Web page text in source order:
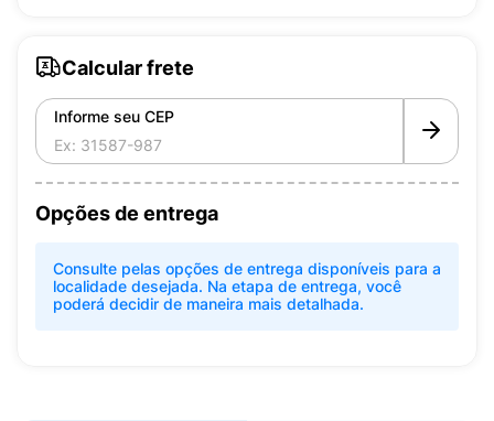
Calcular frete
Informe seu CEP
Opções de entrega
Consulte pelas opções de entrega disponíveis para a
localidade desejada. Na etapa de entrega, você
poderá decidir de maneira mais detalhada.